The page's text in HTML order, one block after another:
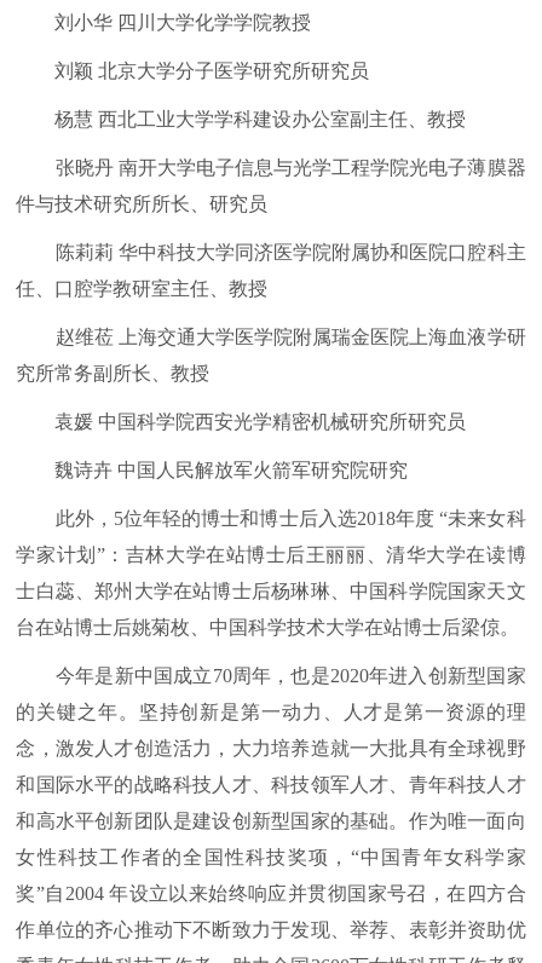
刘小华 四川大学化学学院教授
刘颖 北京大学分子医学研究所研究员
杨慧 西北工业大学学科建设办公室副主任、教授
张晓丹 南开大学电子信息与光学工程学院光电子薄膜器
件与技术研究所所长、研究员
陈莉莉 华中科技大学同济医学院附属协和医院口腔科主
任、口腔学教研室主任、教授
赵维莅 上海交通大学医学院附属瑞金医院上海血液学研
究所常务副所长、教授
袁媛 中国科学院西安光学精密机械研究所研究员
魏诗卉 中国人民解放军火箭军研究院研究
此外，5位年轻的博士和博士后入选2018年度 “未来女科
学家计划”：吉林大学在站博士后王丽丽、清华大学在读博
士白蕊、郑州大学在站博士后杨琳琳、中国科学院国家天文
台在站博士后姚菊枚、中国科学技术大学在站博士后梁倞。
今年是新中国成立70周年，也是2020年进入创新型国家
的关键之年。坚持创新是第一动力、人才是第一资源的理
念，激发人才创造活力，大力培养造就一大批具有全球视野
和国际水平的战略科技人才、科技领军人才、青年科技人才
和高水平创新团队是建设创新型国家的基础。作为唯一面向
女性科技工作者的全国性科技奖项，“中国青年女科学家
奖”自2004 年设立以来始终响应并贯彻国家号召，在四方合
作单位的齐心推动下不断致力于发现、举荐、表彰并资助优